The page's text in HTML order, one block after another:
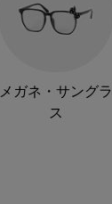
メガネ・サングラ
ス